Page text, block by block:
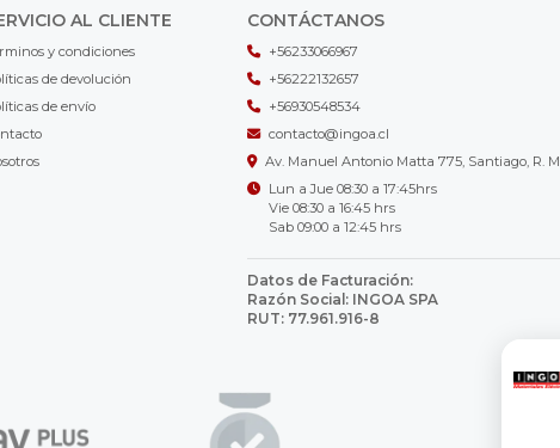
AL CLIENTE
y condiciones
de devolución
de envío
CONTÁCTANOS
+56233066967
+56222132657
+56930548534
contacto@ingoa.cl
Av. Manuel Antonio Matta 775, Santiago, R. M.
Lun a Jue 08:30 a 17:45hrs
Vie 08:30 a 16:45 hrs
Sab 09:00 a 12:45 hrs
Datos de Facturación:
Razón Social: INGOA SPA
RUT: 77.961.916-8